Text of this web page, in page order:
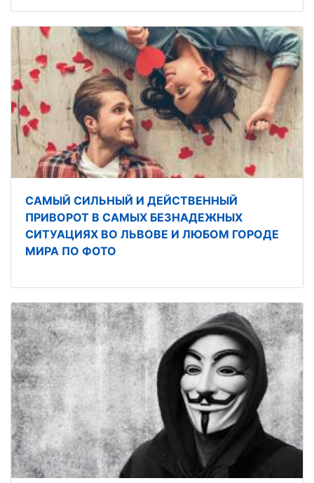
САМЫЙ СИЛЬНЫЙ И ДЕЙСТВЕННЫЙ
ПРИВОРОТ В САМЫХ БЕЗНАДЕЖНЫХ
СИТУАЦИЯХ ВО ЛЬВОВЕ И ЛЮБОМ ГОРОДЕ
МИРА ПО ФОТО